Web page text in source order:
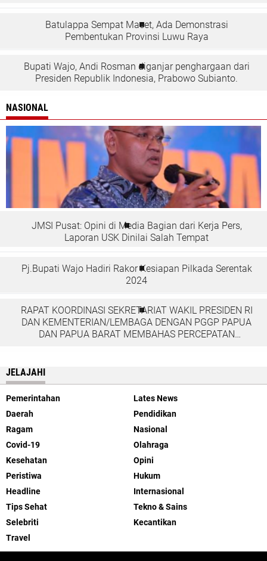
Batulappa Sempat Macet, Ada Demonstrasi
Pembentukan Provinsi Luwu Raya
Bupati Wajo, Andi Rosman diganjar penghargaan dari
Presiden Republik Indonesia, Prabowo Subianto.
NASIONAL
JMSI Pusat: Opini di Media Bagian dari Kerja Pers,
Laporan USK Dinilai Salah Tempat
Pj.Bupati Wajo Hadiri Rakor Kesiapan Pilkada Serentak
2024
RAPAT KOORDINASI SEKRETARIAT WAKIL PRESIDEN RI
DAN KEMENTERIAN/LEMBAGA DENGAN PGGP PAPUA
DAN PAPUA BARAT MEMBAHAS PERCEPATAN
JELAJAHI
Pemerintahan
Lates News
Daerah
Pendidikan
Ragam
Nasional
Covid-19
Olahraga
Kesehatan
Opini
Peristiwa
Hukum
Headline
Internasional
Tips Sehat
Tekno & Sains
Selebriti
Kecantikan
Travel